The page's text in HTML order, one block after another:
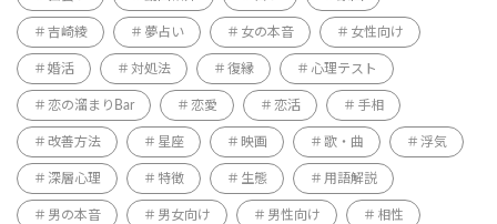
吉崎綾 夢占い 女の本音 女性向け
婚活 対処法 復縁 心理テスト
恋の溜まりBar 恋愛 恋活 手相
改善方法 星座 映画 歌・曲 浮気
深層心理 特徴 生態 用語解説
男の本音 男女向け 男性向け 相性